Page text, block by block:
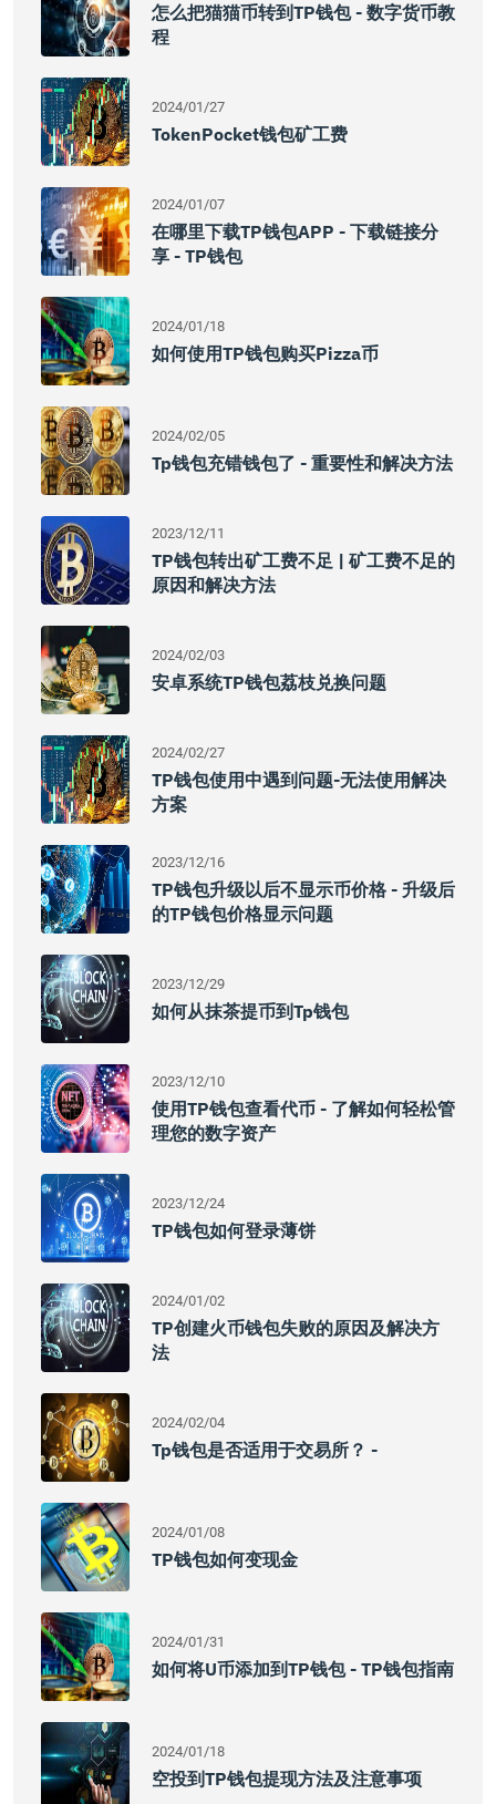
怎么把猫猫币转到TP钱包 - 数字货币教
程
2024/01/27
TokenPocket钱包矿工费
2024/01/07
在哪里下载TP钱包APP - 下载链接分
享 - TP钱包
2024/01/18
如何使用TP钱包购买Pizza币
2024/02/05
Tp钱包充错钱包了 - 重要性和解决方法
2023/12/11
TP钱包转出矿工费不足 | 矿工费不足的
原因和解决方法
2024/02/03
安卓系统TP钱包荔枝兑换问题
2024/02/27
TP钱包使用中遇到问题-无法使用解决
方案
2023/12/16
TP钱包升级以后不显示币价格 - 升级后
的TP钱包价格显示问题
2023/12/29
如何从抹茶提币到tp钱包
2023/12/10
使用TP钱包查看代币 - 了解如何轻松管
理您的数字资产
2023/12/24
TP钱包如何登录薄饼
2024/01/02
TP创建火币钱包失败的原因及解决方
法
2024/02/04
Tp钱包是否适用于交易所？ -
2024/01/08
TP钱包如何变现金
2024/01/31
如何将U币添加到TP钱包 - TP钱包指南
2024/01/18
空投到TP钱包提现方法及注意事项